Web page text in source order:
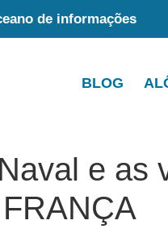
de informações
BLOG
e as